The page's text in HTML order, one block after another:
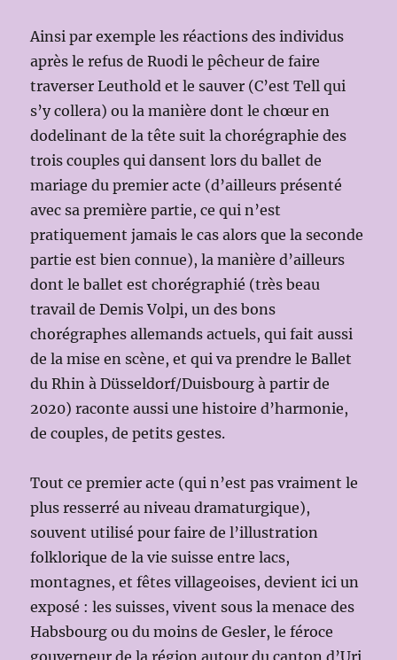
Ainsi par exemple les réactions des individus
après le refus de Ruodi le pêcheur de faire
traverser Leuthold et le sauver (C’est Tell qui
s’y collera) ou la manière dont le chœur en
dodelinant de la tête suit la chorégraphie des
trois couples qui dansent lors du ballet de
mariage du premier acte (d’ailleurs présenté
avec sa première partie, ce qui n’est
pratiquement jamais le cas alors que la seconde
partie est bien connue), la manière d’ailleurs
dont le ballet est chorégraphié (très beau
travail de Demis Volpi, un des bons
chorégraphes allemands actuels, qui fait aussi
de la mise en scène, et qui va prendre le Ballet
du Rhin à Düsseldorf/Duisbourg à partir de
2020) raconte aussi une histoire d’harmonie,
de couples, de petits gestes.
Tout ce premier acte (qui n’est pas vraiment le
plus resserré au niveau dramaturgique),
souvent utilisé pour faire de l’illustration
folklorique de la vie suisse entre lacs,
montagnes, et fêtes villageoises, devient ici un
exposé : les suisses, vivent sous la menace des
Habsbourg ou du moins de Gesler, le féroce